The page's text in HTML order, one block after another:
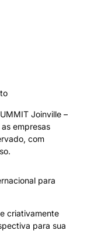
Joinville –
empresas
com
para
criativamente
para sua